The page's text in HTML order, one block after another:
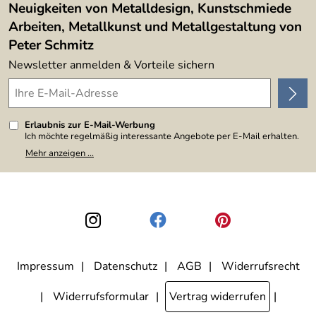
Neuigkeiten von Metalldesign, Kunstschmiede
Arbeiten, Metallkunst und Metallgestaltung von
Peter Schmitz
Newsletter anmelden & Vorteile sichern
Erlaubnis zur E-Mail-Werbung
Ich möchte regelmäßig interessante Angebote per E-Mail erhalten.
Meine E-Mail-Adresse wird nicht an andere Unternehmen
weitergegeben. Zu statistischen Zwecken wird in anonymer Form
den Link "Abmelden" am Ende des Newsletters anklicke. Die
Datenschutzerklärung
habe ich zur Kenntnis genommen.
Mehr anzeigen ...
Impressum Datenschutz AGB
Widerrufsrecht
Widerrufsformular
Vertrag widerrufen